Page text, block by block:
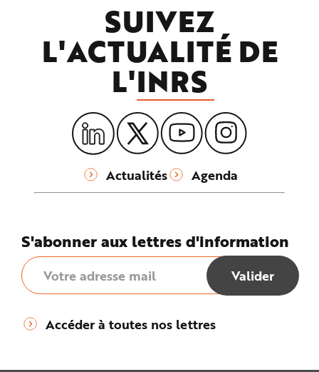
SUIVEZ
L'ACTUALITÉ DE
L'INRS
Actualités Agenda
S'abonner aux lettres d'information
Accéder à toutes nos lettres